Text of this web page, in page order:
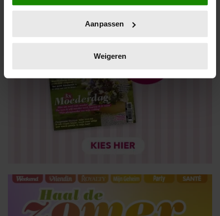
die tot een paar meter nauwkeurig kan zijn
op specifieke eigenschappen (fingerprinting)
verwerkt en stel uw voorkeuren in het
intrekken in de Cookieverklaring.
We gebruiken cookies om content en advertenties te
personaliseren, om functies voor social media te bieden
en om ons websiteverkeer te analyseren. Ook delen we
partners voor social media, adverteren en analyse. Deze
verzameld op basis van uw gebruik van hun services. U
gaat akkoord met onze cookies als u onze website blijft
gebruiken.
Aanpassen
Weigeren